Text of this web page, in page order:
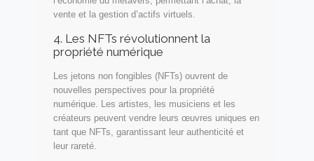
vente et la gestion d’actifs virtuels.
4. Les NFTs révolutionnent la
propriété numérique
Les jetons non fongibles (NFTs) ouvrent de
nouvelles perspectives pour la propriété
numérique. Les artistes, les musiciens et les
créateurs peuvent vendre leurs œuvres uniques en
tant que NFTs, garantissant leur authenticité et
leur rareté.